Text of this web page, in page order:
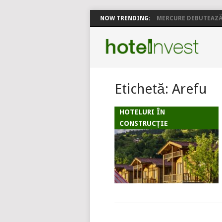
NOW TRENDING: MERCURE
Etichetă: Arefu
HOTELURI ÎN
CONSTRUCȚIE